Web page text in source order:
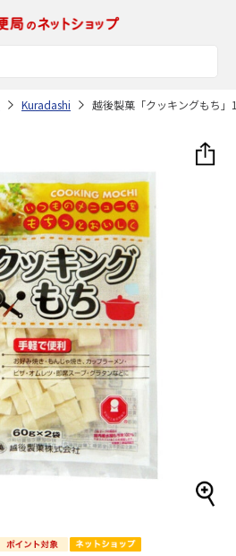
Kuradashi 越後製菓「クッキングもち